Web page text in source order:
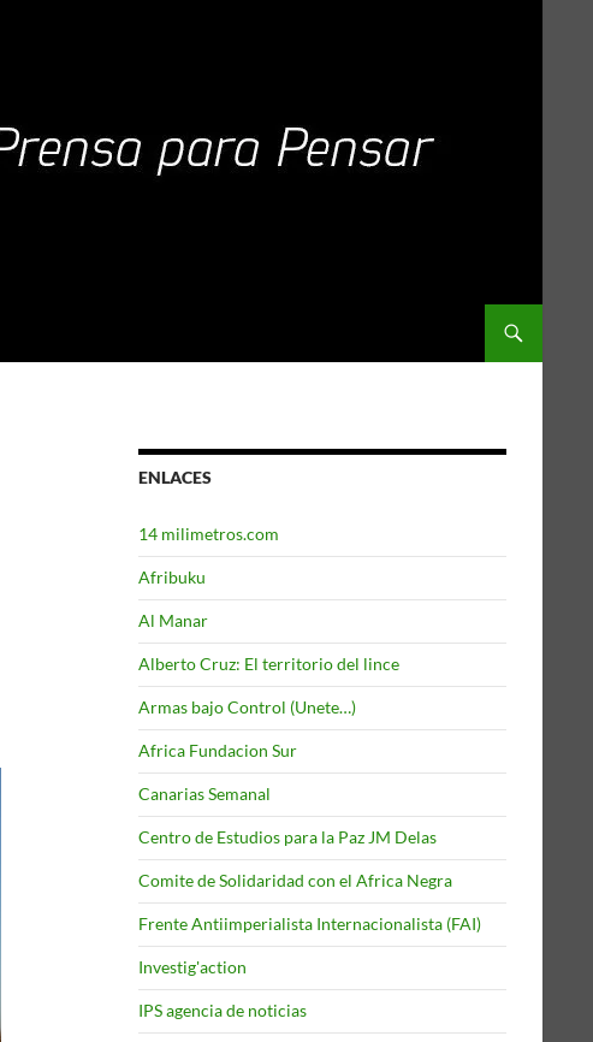
ENLACES
14 milimetros.com
Afribuku
Al Manar
Alberto Cruz: El territorio del lince
Armas bajo Control (Unete…)
Africa Fundacion Sur
Canarias Semanal
Centro de Estudios para la Paz JM Delas
Comite de Solidaridad con el Africa Negra
Frente Antiimperialista Internacionalista (FAI)
Investig'action
IPS agencia de noticias